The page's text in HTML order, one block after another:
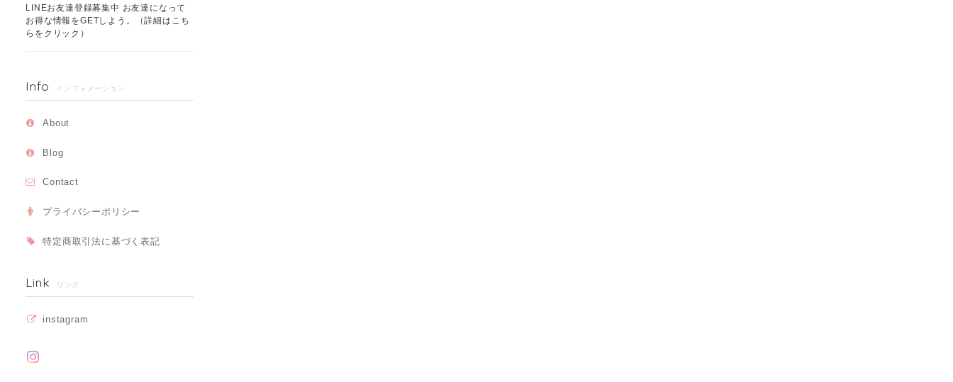
LINEお友達登録募集中 お友達になって
お得な情報をGETしよう。（詳細はこち
らをクリック）
Info インフォメーション
About
Blog
Contact
プライバシーポリシー
特定商取引法に基づく表記
Link リンク
instagram